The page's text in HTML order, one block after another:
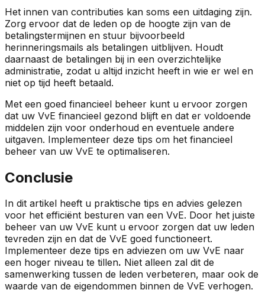
Het innen van contributies kan soms een uitdaging zijn.
Zorg ervoor dat de leden op de hoogte zijn van de
betalingstermijnen en stuur bijvoorbeeld
herinneringsmails als betalingen uitblijven. Houdt
daarnaast de betalingen bij in een overzichtelijke
administratie, zodat u altijd inzicht heeft in wie er wel en
niet op tijd heeft betaald.
Met een goed financieel beheer kunt u ervoor zorgen
dat uw VvE financieel gezond blijft en dat er voldoende
middelen zijn voor onderhoud en eventuele andere
uitgaven. Implementeer deze tips om het financieel
beheer van uw VvE te optimaliseren.
Conclusie
In dit artikel heeft u praktische tips en advies gelezen
voor het efficiënt besturen van een VvE. Door het juiste
beheer van uw VvE kunt u ervoor zorgen dat uw leden
tevreden zijn en dat de VvE goed functioneert.
Implementeer deze tips en adviezen om uw VvE naar
een hoger niveau te tillen. Niet alleen zal dit de
samenwerking tussen de leden verbeteren, maar ook de
waarde van de eigendommen binnen de VvE verhogen.